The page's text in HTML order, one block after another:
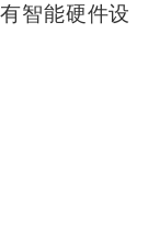
智能硬件设